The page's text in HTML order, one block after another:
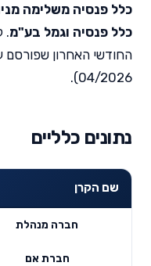
כלל פנסיה משלימה
כלל פנסיה וגמל בע"מ.
החודשי האחרון שפורסם
04/2026).
נתונים כלליים
שם הקרן
חברה מנהלת
חברת אם